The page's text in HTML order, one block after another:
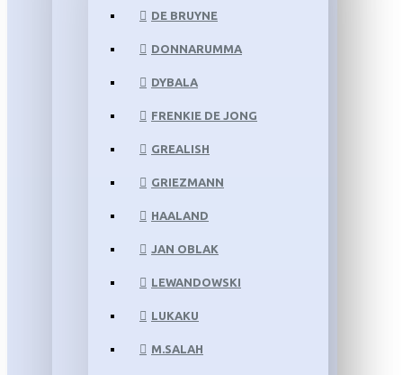
DE BRUYNE
DONNARUMMA
DYBALA
FRENKIE DE JONG
GREALISH
GRIEZMANN
HAALAND
JAN OBLAK
LEWANDOWSKI
LUKAKU
M.SALAH